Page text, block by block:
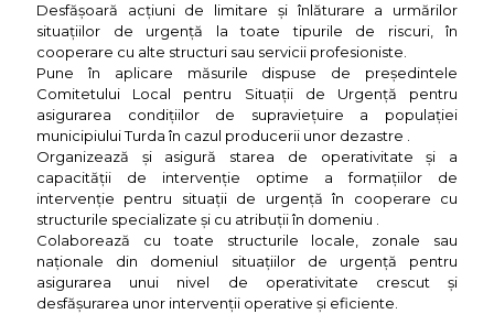
Desfăşoară acţiuni de limitare şi înlăturare a urmărilor
situaţiilor de urgenţă la toate tipurile de riscuri, în
cooperare cu alte structuri sau servicii profesioniste.
Pune în aplicare măsurile dispuse de preşedintele
Comitetului Local pentru Situaţii de Urgenţă pentru
asigurarea condiţiilor de supravieţuire a populaţiei
municipiului Turda în cazul producerii unor dezastre .
Organizează şi asigură starea de operativitate şi a
capacităţii de intervenţie optime a formaţiilor de
intervenţie pentru situaţii de urgenţă în cooperare cu
structurile specializate şi cu atribuţii în domeniu .
Colaborează cu toate structurile locale, zonale sau
naţionale din domeniul situaţiilor de urgenţă pentru
asigurarea unui nivel de operativitate crescut şi
desfăşurarea unor intervenţii operative şi eficiente.